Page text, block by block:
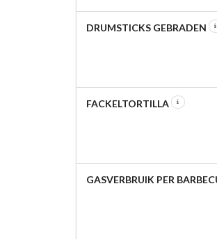
DRUMSTICKS GEBRADEN
FACKELTORTILLA
GASVERBRUIK PER